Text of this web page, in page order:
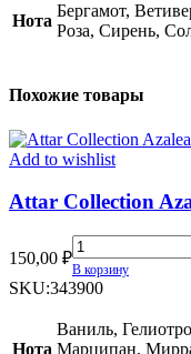
Нота
Бергамот,
Роза, Сирень,
Похожие товары
Add to wishlist
Attar Collection
150,00 ₽
Attar
Collection
Azalea
В корзину
SKU:343900
Нота
Ваниль,
Марципан,